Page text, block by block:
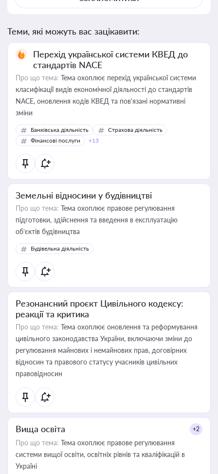
Теми, які можуть вас зацікавити:
Перехід української системи КВЕД до
стандартів NACE
Про що тема: Тема охоплює перехід української системи
класифікації видів економічної діяльності до стандартів
NACE, оновлення кодів КВЕД та пов'язані нормативні
зміни
Банківська діяльність
Страхова діяльність
Фінансові послуги
+13
Земельні відносини у будівництві
Про що тема: Тема охоплює правове регулювання
підготовки, здійснення та введення в експлуатацію
об’єктів будівництва
Будівельна діяльність
Резонансний проєкт Цивільного кодексу:
реакції та критика
Про що тема: Тема охоплює оновлення та реформування
цивільного законодавства України, включаючи зміни до
регулювання майнових і немайнових прав, договірних
відносин та правового статусу учасників цивільних
правовідносин
Вища освіта +2
Про що тема: Тема охоплює правове регулювання
системи вищої освіти, освітніх рівнів та кваліфікацій в
Україні